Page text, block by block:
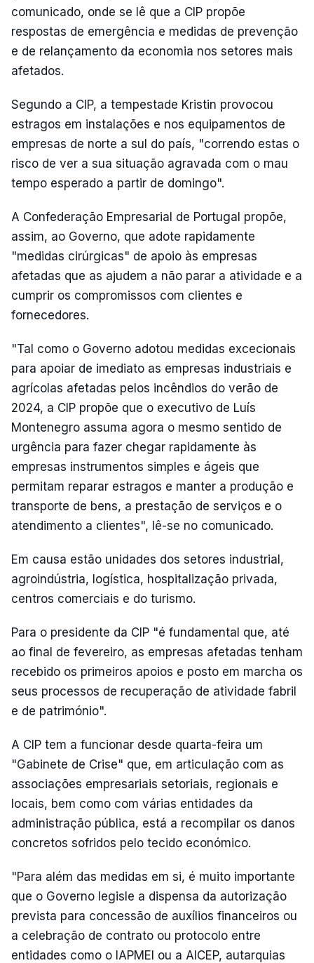
comunicado, onde se lê que a CIP propõe
respostas de emergência e medidas de prevenção
e de relançamento da economia nos setores mais
afetados.
Segundo a CIP, a tempestade Kristin provocou
estragos em instalações e nos equipamentos de
empresas de norte a sul do país, "correndo estas o
risco de ver a sua situação agravada com o mau
tempo esperado a partir de domingo".
A Confederação Empresarial de Portugal propõe,
assim, ao Governo, que adote rapidamente
"medidas cirúrgicas" de apoio às empresas
afetadas que as ajudem a não parar a atividade e a
cumprir os compromissos com clientes e
fornecedores.
"Tal como o Governo adotou medidas excecionais
para apoiar de imediato as empresas industriais e
agrícolas afetadas pelos incêndios do verão de
2024, a CIP propõe que o executivo de Luís
Montenegro assuma agora o mesmo sentido de
urgência para fazer chegar rapidamente às
empresas instrumentos simples e ágeis que
permitam reparar estragos e manter a produção e
transporte de bens, a prestação de serviços e o
atendimento a clientes", lê-se no comunicado.
Em causa estão unidades dos setores industrial,
agroindústria, logística, hospitalização privada,
centros comerciais e do turismo.
Para o presidente da CIP "é fundamental que, até
ao final de fevereiro, as empresas afetadas tenham
recebido os primeiros apoios e posto em marcha os
seus processos de recuperação de atividade fabril
e de património".
A CIP tem a funcionar desde quarta-feira um
"Gabinete de Crise" que, em articulação com as
associações empresariais setoriais, regionais e
locais, bem como com várias entidades da
administração pública, está a recompilar os danos
concretos sofridos pelo tecido económico.
"Para além das medidas em si, é muito importante
que o Governo legisle a dispensa da autorização
prevista para concessão de auxílios financeiros ou
a celebração de contrato ou protocolo entre
entidades como o IAPMEI ou a AICEP, autarquias